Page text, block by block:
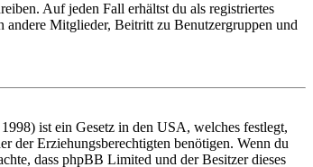
Auf jeden Fall erhältst du als registriertes
Mitglieder, Beitritt zu Benutzergruppen und
ist ein Gesetz in den USA, welches festlegt,
der Erziehungsberechtigten benötigen. Wenn du
dass phpBB Limited und der Besitzer dieses